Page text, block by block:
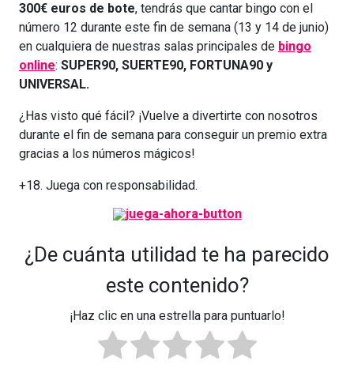
300€ euros de bote, tendrás que cantar bingo con el
número 12 durante este fin de semana (13 y 14 de junio)
en cualquiera de nuestras salas principales de bingo
online: SUPER90, SUERTE90, FORTUNA90 y
UNIVERSAL.
¿Has visto qué fácil? ¡Vuelve a divertirte con nosotros
durante el fin de semana para conseguir un premio extra
gracias a los números mágicos!
+18. Juega con responsabilidad.
¿De cuánta utilidad te ha parecido
este contenido?
¡Haz clic en una estrella para puntuarlo!